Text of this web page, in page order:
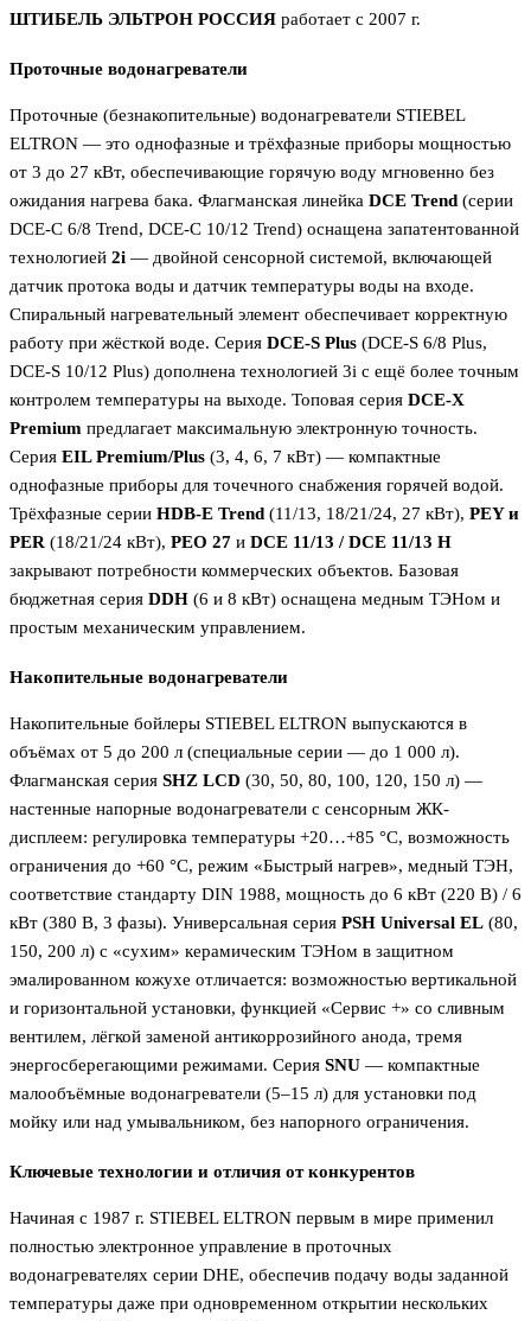
ШТИБЕЛЬ ЭЛЬТРОН РОССИЯ работает с 2007 г.
Проточные водонагреватели
Проточные (безнакопительные) водонагреватели STIEBEL
ELTRON — это однофазные и трёхфазные приборы мощностью
от 3 до 27 кВт, обеспечивающие горячую воду мгновенно без
ожидания нагрева бака. Флагманская линейка DCE Trend (серии
DCE-C 6/8 Trend, DCE-C 10/12 Trend) оснащена запатентованной
технологией 2i — двойной сенсорной системой, включающей
датчик протока воды и датчик температуры воды на входе.
Спиральный нагревательный элемент обеспечивает корректную
работу при жёсткой воде. Серия DCE-S Plus (DCE-S 6/8 Plus,
DCE-S 10/12 Plus) дополнена технологией 3i с ещё более точным
контролем температуры на выходе. Топовая серия DCE-X
Premium предлагает максимальную электронную точность.
Серия EIL Premium/Plus (3, 4, 6, 7 кВт) — компактные
однофазные приборы для точечного снабжения горячей водой.
Трёхфазные серии HDB-E Trend (11/13, 18/21/24, 27 кВт), PEY и
PER (18/21/24 кВт), PEO 27 и DCE 11/13 / DCE 11/13 H
закрывают потребности коммерческих объектов. Базовая
бюджетная серия DDH (6 и 8 кВт) оснащена медным ТЭНом и
простым механическим управлением.
Накопительные водонагреватели
Накопительные бойлеры STIEBEL ELTRON выпускаются в
объёмах от 5 до 200 л (специальные серии — до 1 000 л).
Флагманская серия SHZ LCD (30, 50, 80, 100, 120, 150 л) —
настенные напорные водонагреватели с сенсорным ЖК-
дисплеем: регулировка температуры +20…+85 °C, возможность
ограничения до +60 °C, режим «Быстрый нагрев», медный ТЭН,
соответствие стандарту DIN 1988, мощность до 6 кВт (220 В) / 6
кВт (380 В, 3 фазы). Универсальная серия PSH Universal EL (80,
150, 200 л) с «сухим» керамическим ТЭНом в защитном
эмалированном кожухе отличается: возможностью вертикальной
и горизонтальной установки, функцией «Сервис +» со сливным
вентилем, лёгкой заменой антикоррозийного анода, тремя
энергосберегающими режимами. Серия SNU — компактные
малообъёмные водонагреватели (5–15 л) для установки под
мойку или над умывальником, без напорного ограничения.
Ключевые технологии и отличия от конкурентов
Начиная с 1987 г. STIEBEL ELTRON первым в мире применил
полностью электронное управление в проточных
водонагревателях серии DHE, обеспечив подачу воды заданной
температуры даже при одновременном открытии нескольких